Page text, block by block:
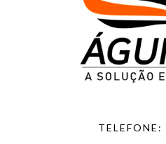
TELEFONE: